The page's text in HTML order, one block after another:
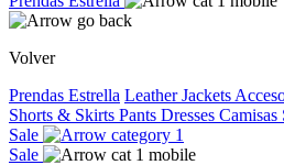
Volver
Prendas Estrella Leather Jackets
Shorts & Skirts Pants Dresses Camisas
Sale
Sale